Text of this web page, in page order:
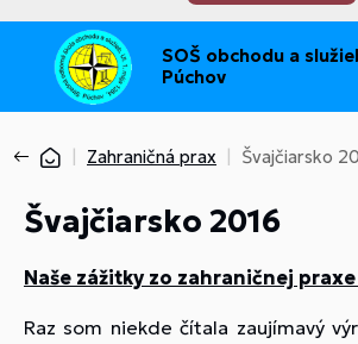
SOŠ obchodu a
Púchov
Zahraničná prax Švajčiarsko
Švajčiarsko 2016
Naše zážitky zo zahraničnej
Raz som niekde čítala zaujímavý